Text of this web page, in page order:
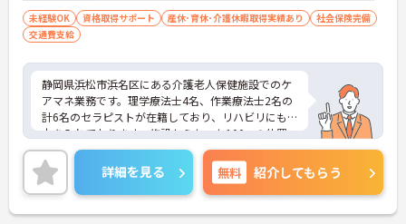
未経験OK 資格取得サポート 産休･育休･介護休暇取得実績あり
社会保険完備
交通費支給
静岡県浜松市浜名区にある介護老人保健施設でのケ
アマネ業務です。理学療法士4名、作業療法士2名の
計6名のセラピストが在籍しており、リハビリにも
力を入れております。施設からたった100mの位置
に協力病院がある為、何かあった際にもすぐに対応
する事が可能です。ケアマネ資格を取り立ての方で
も、先輩職員がしっかり教えて下さいます。少しで
も興味がございましたら、お気軽にお問い合わせ下
さいませ。
詳細を見る 無料 紹介してもらう